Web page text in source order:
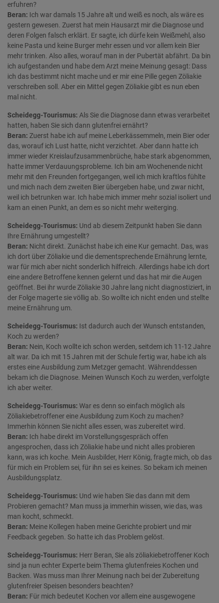
erfuhren?
Beran: Ich war damals 15 Jahre alt und weiß es noch, als wäre es
gestern gewesen. Zuerst hat mein Hausarzt mir die Diagnose und
deren Folgen falsch erklärt. Er sagte, ich dürfe kein Weißmehl, also
keine Pasta und keine Burger mehr essen und vor allem kein Bier
mehr trinken. Also alles, worauf man in der Pubertät abfährt. Da bin
ich aufgestanden und habe dem Arzt meine Meinung gesagt: Dass
ich das bestimmt nicht mache und er mir eine Pille gegen Zöliakie
verschreiben soll. Aber ein Mittel gegen Zöliakie gibt es nun eben
mal nicht.
Scheidegg-Tourismus: Als Sie die Diagnose dann etwas verarbeitet
hatten, haben Sie sich dann glutenfrei ernährt?
Beran: Zuerst habe ich auf meine Leberkässemmeln, mein Bier oder
das, worauf ich Lust hatte, nicht verzichtet. Aber dann hatte ich
immer wieder Kreislaufzusammenbrüche, habe stark abgenommen,
hatte immer Verdauungsprobleme. Ich bin am Wochenende nicht
mehr mit den Freunden fortgegangen, weil ich mich kraftlos fühlte
und mich nach dem zweiten Bier übergeben habe, und zwar nicht,
weil ich betrunken war. Ich habe mich immer mehr sozial isoliert und
kam an einen Punkt, an dem es so nicht mehr weiterging.
Scheidegg-Tourismus: Und ab diesem Zeitpunkt haben Sie dann
Ihre Ernährung umgestellt?
Beran: Nicht direkt. Zunächst habe ich eine Kur gemacht. Das, was
ich dort über Zöliakie und die dementsprechende Ernährung lernte,
war für mich aber nicht sonderlich hilfreich. Allerdings habe ich dort
eine andere Betroffene kennen gelernt und das hat mir die Augen
geöffnet. Bei ihr wurde Zöliakie 30 Jahre lang nicht diagnostiziert, in
der Folge magerte sie völlig ab. So wollte ich nicht enden und stellte
meine Ernährung um.
Scheidegg-Tourismus: Ist dadurch auch der Wunsch entstanden,
Koch zu werden?
Beran: Nein, Koch wollte ich schon werden, seitdem ich 11-12 Jahre
alt war. Da ich mit 15 Jahren mit der Schule fertig war, habe ich als
erstes eine Ausbildung zum Metzger gemacht. Währenddessen
bekam ich die Diagnose. Meinen Wunsch Koch zu werden, verfolgte
ich aber weiter.
Scheidegg-Tourismus: War es denn so einfach möglich als
Zöliakiebetroffener eine Ausbildung zum Koch zu machen?
Immerhin können Sie nicht alles essen, was zubereitet wird.
Beran: Ich habe direkt im Vorstellungsgespräch offen
angesprochen, dass ich Zöliakie habe und nicht alles probieren
kann, was ich koche. Mein Ausbilder, Herr König, fragte mich, ob das
für mich ein Problem sei, für ihn sei es keines. So bekam ich meinen
Ausbildungsplatz.
Scheidegg-Tourismus: Und wie haben Sie das dann mit dem
Probieren gemacht? Man muss ja immerhin wissen, wie das, was
man kocht, schmeckt.
Beran: Meine Kollegen haben meine Gerichte probiert und mir
Feedback gegeben. So hatte ich das Problem gelöst.
Scheidegg-Tourismus: Herr Beran, Sie als zöliakiebetroffener Koch
sind ja nun echter Experte beim Thema glutenfreies Kochen und
Backen. Was muss man Ihrer Meinung nach bei der Zubereitung
glutenfreier Speisen besonders beachten?
Beran: Für mich bedeutet Kochen vor allem eine ausgewogene